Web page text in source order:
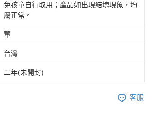
免孩童自行取用；產品如出現結塊現象，均
屬正常。
葷
台灣
二年(未開封)
客服